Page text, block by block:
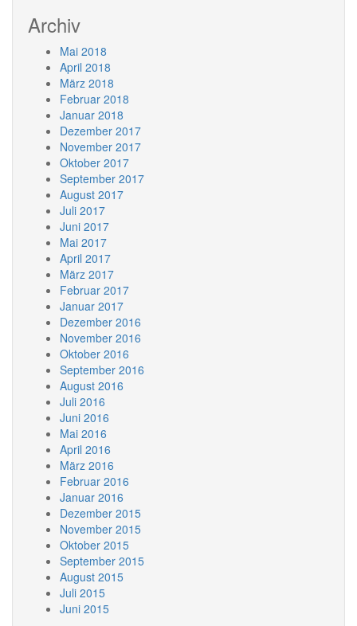
Archiv
Mai 2018
April 2018
März 2018
Februar 2018
Januar 2018
Dezember 2017
November 2017
Oktober 2017
September 2017
August 2017
Juli 2017
Juni 2017
Mai 2017
April 2017
März 2017
Februar 2017
Januar 2017
Dezember 2016
November 2016
Oktober 2016
September 2016
August 2016
Juli 2016
Juni 2016
Mai 2016
April 2016
März 2016
Februar 2016
Januar 2016
Dezember 2015
November 2015
Oktober 2015
September 2015
August 2015
Juli 2015
Juni 2015